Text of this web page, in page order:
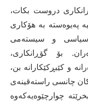
دروست بکات،
پەیوەستە بە هۆکاری
سیاسی و سیستەمی
بۆ گۆڕانکاری،
و کێبڕکێکارانە بن،
چانسی راستەقینەی
چوارچێوەیەکەوە